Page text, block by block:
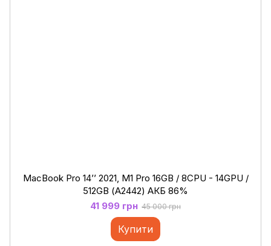
MacBook Pro 14’’ 2021, M1 Pro 16GB / 8CPU - 14GPU /
512GB (А2442) АКБ 86%
41 999 грн 45 000 грн
Купити